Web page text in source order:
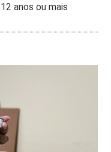
anos ou mais